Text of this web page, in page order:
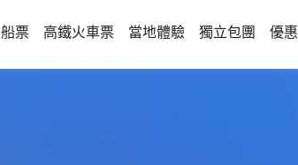
船票 高鐵火車票 當地體驗 獨立包團 優惠